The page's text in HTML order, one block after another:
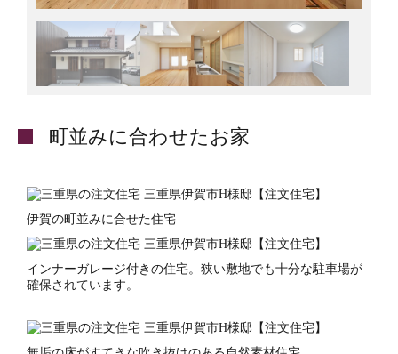
町並みに合わせたお家
伊賀の町並みに合せた住宅
インナーガレージ付きの住宅。狭い敷地でも十分な駐車場が
確保されています。